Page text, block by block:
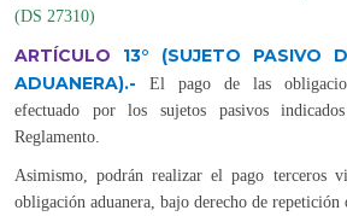
(DS 27310)
ARTÍCULO 13° (SUJETO PASIVO
ADUANERA).-
El pago de las
efectuado por los sujetos pasivos
Reglamento.
Asimismo, podrán realizar el pago terceros
obligación aduanera, bajo derecho de repetición